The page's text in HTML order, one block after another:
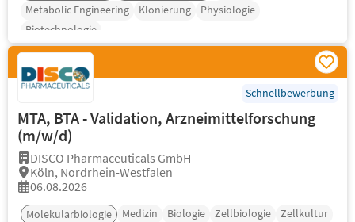
Metabolic Engineering
Klonierung
Physiologie
Biotechnologie
Schnellbewerbung
MTA, BTA - Validation, Arzneimittelforschung
(m/w/d)
DISCO Pharmaceuticals GmbH
Köln, Nordrhein-Westfalen
06.08.2026
Molekularbiologie Medizin Biologie Zellbiologie
Zellkultur